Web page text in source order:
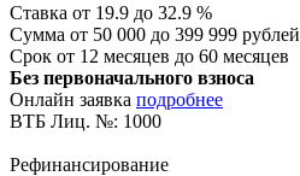
Ставка от 19.9 до 32.9 %
Сумма от 50 000 до 399 999 рублей
Срок от 12 месяцев до 60 месяцев
Без первоначального взноса
Онлайн заявка подробнее
ВТБ Лиц. №: 1000
Рефинансирование